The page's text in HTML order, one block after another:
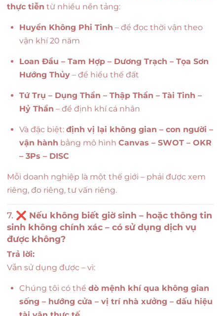
thực tiễn từ nhiều nền tảng:
Huyền Không Phi Tinh – để đọc thời vận theo
vận khí 20 năm
Loan Đầu – Tam Hợp – Dương Trạch – Tọa Sơn
Hướng Thủy – để hiểu thế đất
Tứ Trụ – Dụng Thần – Thập Thần – Tài Tinh –
Hỷ Thần – để định khí cá nhân
Và đặc biệt: định vị lại không gian – con người –
vận hành bằng mô hình Canvas – SWOT – OKR
– 3Ps – DISC
Mỗi doanh nghiệp là một thế giới – phải được xem
riêng, đo riêng, tư vấn riêng.
7. ❌ Nếu không biết giờ sinh – hoặc thông tin
sinh không chính xác – có sử dụng dịch vụ
được không?
Trả lời:
Vẫn sử dụng được – vì:
Chúng tôi có thể dò mệnh khí qua không gian
sống – hướng cửa – vị trí nhà xưởng – dấu hiệu